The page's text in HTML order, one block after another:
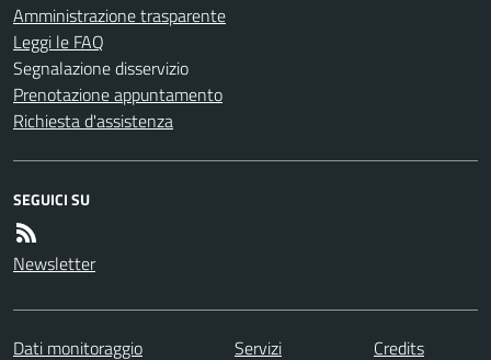
Amministrazione trasparente
Leggi le FAQ
Segnalazione disservizio
Prenotazione appuntamento
Richiesta d'assistenza
SEGUICI SU
Newsletter
Dati monitoraggio Servizi Credits